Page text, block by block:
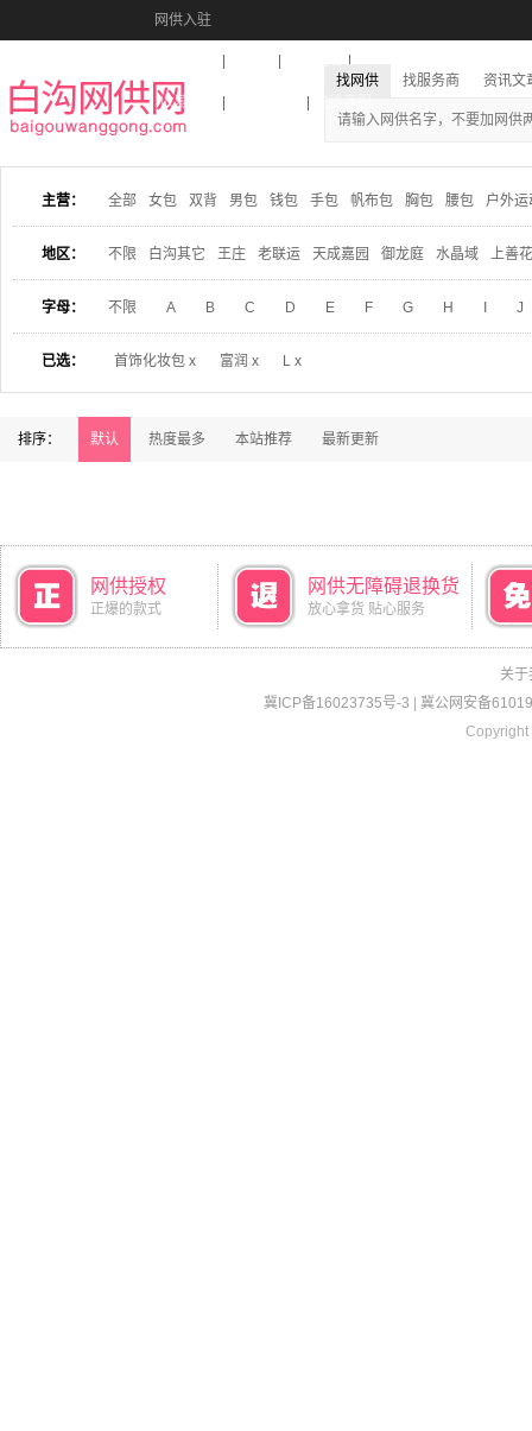
网供入驻
收藏本站
找网供 找服务商 资讯文
主营： 全部 女包 双背 男包 钱包 手包 帆布包 胸包 腰包 户外运
地区： 不限 白沟其它 王庄 老联运 天成嘉园 御龙庭 水晶域 上善
字母： 不限 A B C D E F G H J
已选： 首饰化妆包 x 富润 x L x
排序： 默认 热度最多 本站推荐 最新更新
网供授权
正爆的款式
网供无障碍退换货
放心拿货 贴心服务
关于
冀ICP备16023735号-3
冀公网安备